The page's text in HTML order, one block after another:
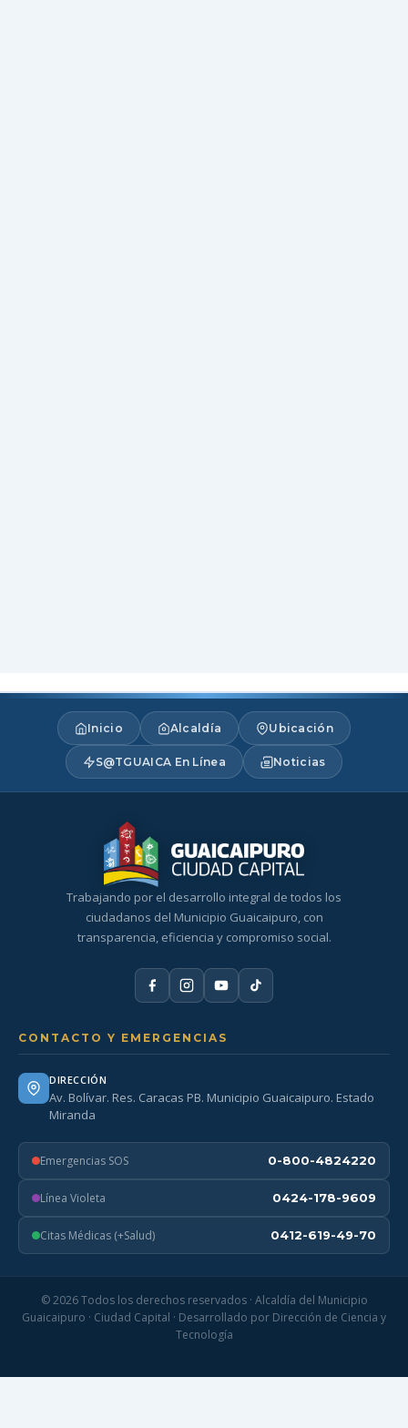
Inicio Alcaldía Ubicación
S@TGUAICA En Línea Noticias
Trabajando por el desarrollo integral de todos los
ciudadanos del Municipio Guaicaipuro, con
transparencia, eficiencia y compromiso social.
CONTACTO Y EMERGENCIAS
DIRECCIÓN
Av. Bolívar. Res. Caracas PB. Municipio Guaicaipuro. Estado
Miranda
Emergencias SOS 0-800-4824220
Línea Violeta 0424-178-9609
Citas Médicas (+Salud) 0412-619-49-70
© 2026 Todos los derechos reservados · Alcaldía del Municipio
Guaicaipuro · Ciudad Capital · Desarrollado por Dirección de Ciencia y
Tecnología